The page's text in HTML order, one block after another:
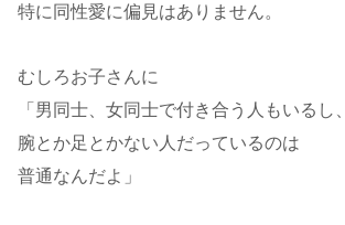
特に同性愛に偏見はありません。
むしろお子さんに
「男同士、女同士で付き合う人もいるし、
腕とか足とかない人だっているのは
普通なんだよ」